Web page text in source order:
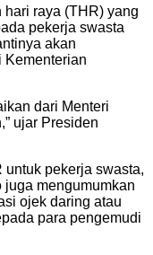
raya (THR) yang
pekerja swasta
akan
Kementerian
dari Menteri
ujar Presiden
pekerja swasta,
mengumumkan
ojek daring atau
para pengemudi